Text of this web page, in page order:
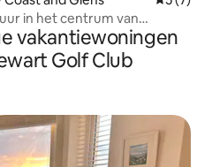
in het centrum van
vakantiewoningen
Golf Club